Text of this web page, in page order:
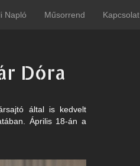
Napló Műsorrend Kapcsolat
Dóra
által is kedvelt
Április 18-án a